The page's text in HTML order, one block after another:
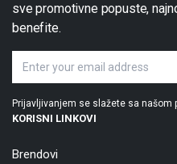
sve promotivne popuste,
benefite.
Prijavljivanjem se slažete sa našom
KORISNI LINKOVI
Brendovi